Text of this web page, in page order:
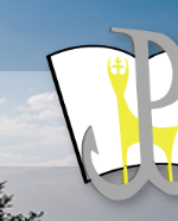
zawartości